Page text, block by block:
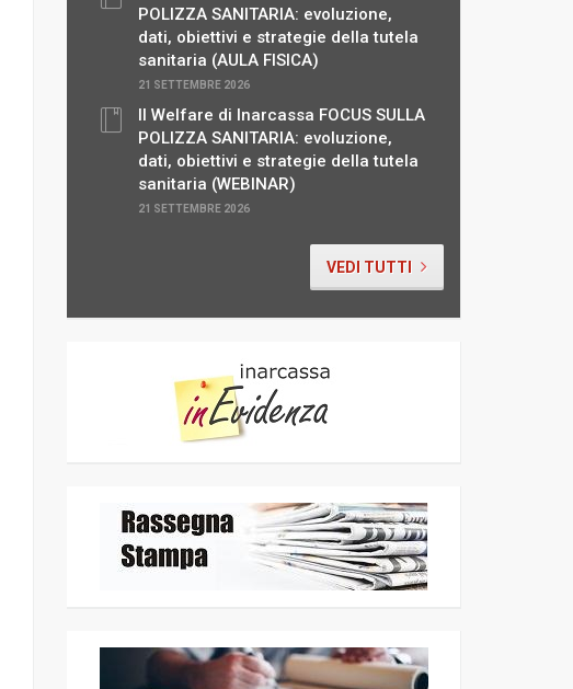
POLIZZA SANITARIA: evoluzione,
dati, obiettivi e strategie della tutela
sanitaria (AULA FISICA)
21 SETTEMBRE 2026
Il Welfare di Inarcassa FOCUS SULLA
POLIZZA SANITARIA: evoluzione,
dati, obiettivi e strategie della tutela
sanitaria (WEBINAR)
21 SETTEMBRE 2026
VEDI TUTTI